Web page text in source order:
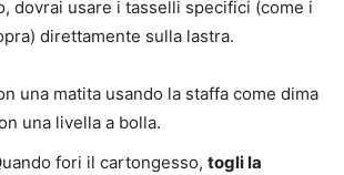
dovrai usare i tasselli specifici (come i
direttamente sulla lastra.
una matita usando la staffa come dima
una livella a bolla.
fori il cartongesso, togli la